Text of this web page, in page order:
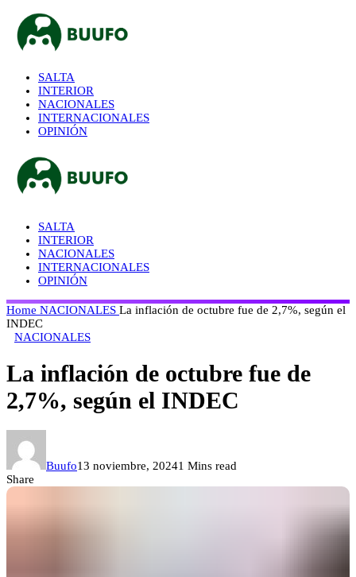
SALTA
INTERIOR
NACIONALES
INTERNACIONALES
OPINIÓN
SALTA
INTERIOR
NACIONALES
INTERNACIONALES
OPINIÓN
Home NACIONALES La inflación de octubre fue de 2,7%, según el
INDEC
NACIONALES
La inflación de octubre fue de
2,7%, según el INDEC
Buufo13 noviembre, 20241 Mins read
Share